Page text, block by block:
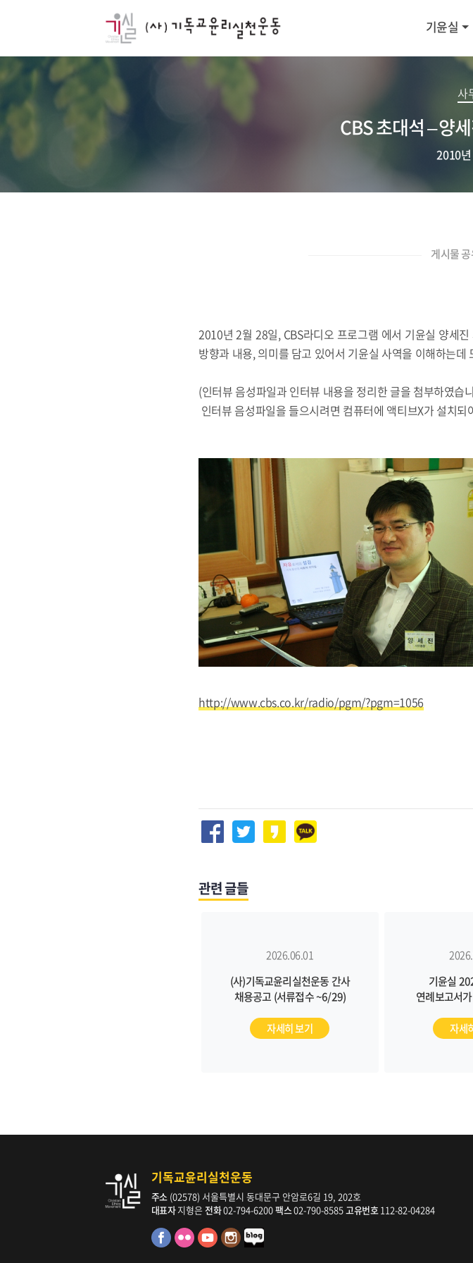
기윤실
사
CBS 초대석 – 양
2010
게시물
2010년 2월 28일, CBS라디오 프로그램 에서 기윤실 양세
방향과 내용, 의미를 담고 있어서 기윤실 사역을 이해하는데
(인터뷰 음성파일과 인터뷰 내용을 정리한 글을 첨부하였습
인터뷰 음성파일을 들으시려면 컴퓨터에 액티브X가 설치되
http://www.cbs.co.kr/radio/pgm/?pgm=1056
관련 글들
2026.06.01
(사)기독교윤리실천운동 간사
채용공고 (서류접수 ~6/29)
자세히 보기
기윤실
연례보고서
자세
기독교윤리실천운동
주소(02578) 서울특별시 동대문구 안암로6길 19, 202호
대표자지형은 전화02-794-6200팩스02-790-8585고유번호112-82-04284